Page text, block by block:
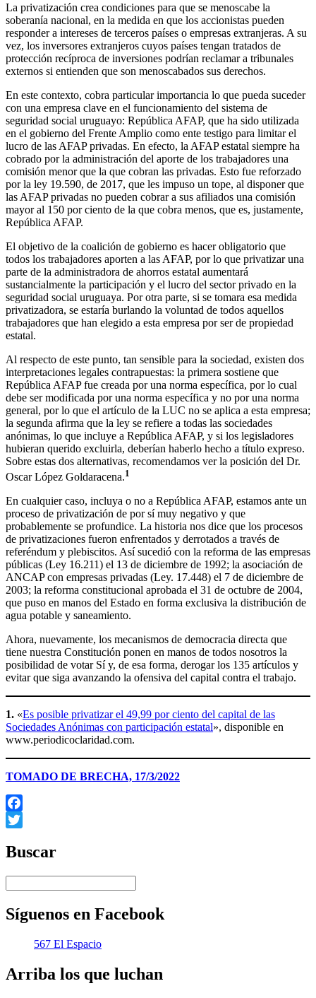
La privatización crea condiciones para que se menoscabe la
soberanía nacional, en la medida en que los accionistas pueden
responder a intereses de terceros países o empresas extranjeras. A su
vez, los inversores extranjeros cuyos países tengan tratados de
protección recíproca de inversiones podrían reclamar a tribunales
externos si entienden que son menoscabados sus derechos.
En este contexto, cobra particular importancia lo que pueda suceder
con una empresa clave en el funcionamiento del sistema de
seguridad social uruguayo: República AFAP, que ha sido utilizada
en el gobierno del Frente Amplio como ente testigo para limitar el
lucro de las AFAP privadas. En efecto, la AFAP estatal siempre ha
cobrado por la administración del aporte de los trabajadores una
comisión menor que la que cobran las privadas. Esto fue reforzado
por la ley 19.590, de 2017, que les impuso un tope, al disponer que
las AFAP privadas no pueden cobrar a sus afiliados una comisión
mayor al 150 por ciento de la que cobra menos, que es, justamente,
República AFAP.
El objetivo de la coalición de gobierno es hacer obligatorio que
todos los trabajadores aporten a las AFAP, por lo que privatizar una
parte de la administradora de ahorros estatal aumentará
sustancialmente la participación y el lucro del sector privado en la
seguridad social uruguaya. Por otra parte, si se tomara esa medida
privatizadora, se estaría burlando la voluntad de todos aquellos
trabajadores que han elegido a esta empresa por ser de propiedad
estatal.
Al respecto de este punto, tan sensible para la sociedad, existen dos
interpretaciones legales contrapuestas: la primera sostiene que
República AFAP fue creada por una norma específica, por lo cual
debe ser modificada por una norma específica y no por una norma
general, por lo que el artículo de la LUC no se aplica a esta empresa;
la segunda afirma que la ley se refiere a todas las sociedades
anónimas, lo que incluye a República AFAP, y si los legisladores
hubieran querido excluirla, deberían haberlo hecho a título expreso.
Sobre estas dos alternativas, recomendamos ver la posición del Dr.
Oscar López Goldaracena.1
En cualquier caso, incluya o no a República AFAP, estamos ante un
proceso de privatización de por sí muy negativo y que
probablemente se profundice. La historia nos dice que los procesos
de privatizaciones fueron enfrentados y derrotados a través de
referéndum y plebiscitos. Así sucedió con la reforma de las empresas
públicas (Ley 16.211) el 13 de diciembre de 1992; la asociación de
ANCAP con empresas privadas (Ley. 17.448) el 7 de diciembre de
2003; la reforma constitucional aprobada el 31 de octubre de 2004,
que puso en manos del Estado en forma exclusiva la distribución de
agua potable y saneamiento.
Ahora, nuevamente, los mecanismos de democracia directa que
tiene nuestra Constitución ponen en manos de todos nosotros la
posibilidad de votar Sí y, de esa forma, derogar los 135 artículos y
evitar que siga avanzando la ofensiva del capital contra el trabajo.
1. «Es posible privatizar el 49,99 por ciento del capital de las
Sociedades Anónimas con participación estatal», disponible en
www.periodicoclaridad.com.
TOMADO DE BRECHA, 17/3/2022
Facebook
Buscar
Síguenos en Facebook
567 El Espacio
Arriba los que luchan